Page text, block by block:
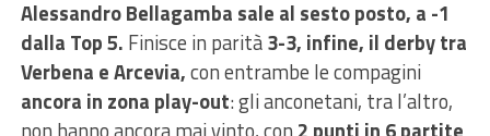
Alessandro Bellagamba sale al sesto posto, a -1
dalla Top 5. Finisce in parità3-3, infine, il derby tra
Verbena e Arcevia,con entrambe le compagini
ancora in zona play-out: gli anconetani, tra l’altro,